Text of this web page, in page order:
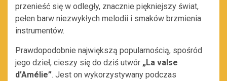
przenieść się w odległy, znacznie piękniejszy świat,
pełen barw niezwykłych melodii i smaków brzmienia
instrumentów.
Prawdopodobnie największą popularnością, spośród
jego dzieł, cieszy się do dziś utwór „La valse
d’Amélie”. Jest on wykorzystywany podczas